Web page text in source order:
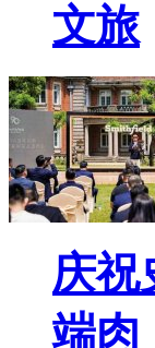
文旅
庆祝
端肉